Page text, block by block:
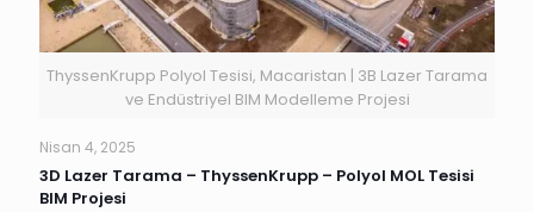
ThyssenKrupp Polyol Tesisi, Macaristan | 3B Lazer Tarama
ve Endüstriyel BIM Modelleme Projesi
Nisan 4, 2025
3D Lazer Tarama – ThyssenKrupp – Polyol MOL Tesisi
BIM Projesi